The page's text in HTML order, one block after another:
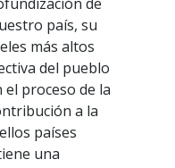
país, su
más altos
del pueblo
proceso de la
a la
países
una